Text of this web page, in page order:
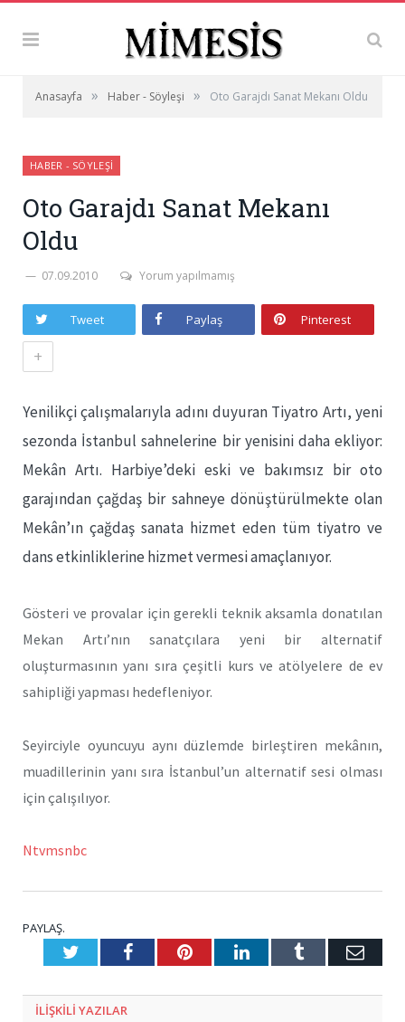
Anasayfa » Haber - Söyleşi » Oto Garajdı Sanat Mekanı Oldu
HABER - SÖYLEŞI
Oto Garajdı Sanat Mekanı
Oldu
07.09.2010 Yorum yapılmamış
Tweet Paylaş Pinterest
+
Yenilikçi çalışmalarıyla adını duyuran Tiyatro Artı, yeni
sezonda İstanbul sahnelerine bir yenisini daha ekliyor:
Mekân Artı. Harbiye’deki eski ve bakımsız bir oto
garajından çağdaş bir sahneye dönüştürülmekte olan
Mekân’ın çağdaş sanata hizmet eden tüm tiyatro ve
dans etkinliklerine hizmet vermesi amaçlanıyor.
Gösteri ve provalar için gerekli teknik aksamla donatılan
Mekan Artı’nın sanatçılara yeni bir alternatif
oluşturmasının yanı sıra çeşitli kurs ve atölyelere de ev
sahipliği yapması hedefleniyor.
Seyirciyle oyuncuyu aynı düzlemde birleştiren mekânın,
muadillerinin yanı sıra İstanbul’un alternatif sesi olması
için çalışılıyor.
Ntvmsnbc
PAYLAŞ.
TwitterFacebookPinterestLinkedInTumblr E-
ILIŞKILI YAZILAR